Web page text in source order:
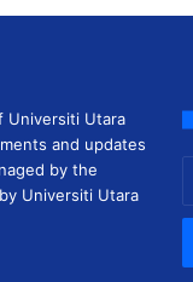
Universiti Utara
and updates
by the
Universiti Utara